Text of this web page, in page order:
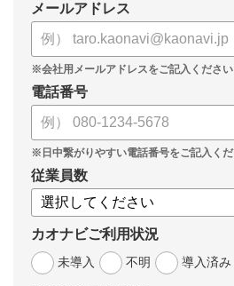
メールアドレス
電話番号
従業員数
カオナビご利用状況
未導入
不明 導入済み